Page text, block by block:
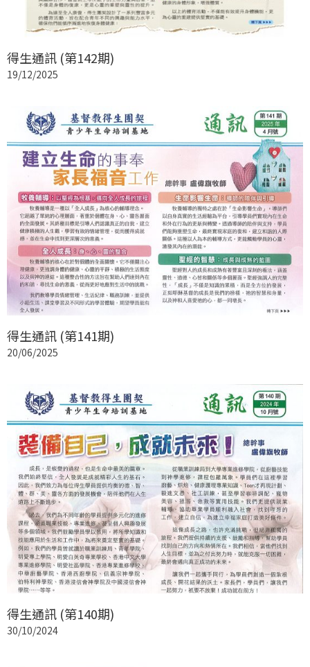
得生通訊 (第142期)
19/12/2025
得生通訊 (第141期)
20/06/2025
得生通訊 (第140期)
30/10/2024